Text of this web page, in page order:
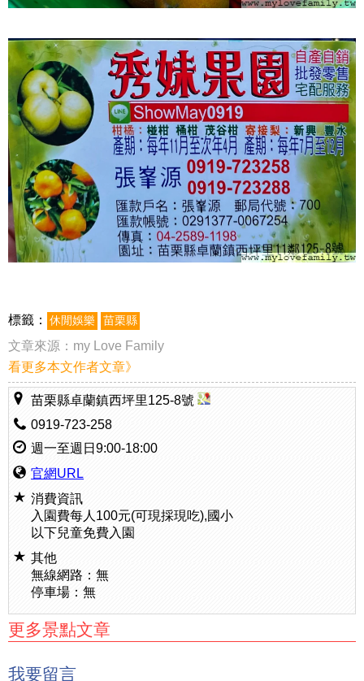
標籤： 休閒娛樂 苗栗縣
文章來源： my Love Family
看更多本文作者文章》
苗栗縣卓蘭鎮西坪里125-8號
0919-723-258
週一至週日9:00-18:00
官網URL
消費資訊
入園費每人100元(可現採現吃),國小
以下兒童免費入園
其他
無線網路：無
停車場：無
更多景點文章
我要留言